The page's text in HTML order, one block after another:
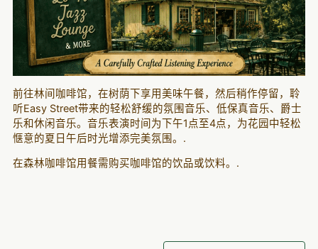
前往林间咖啡馆，在树荫下享用美味午餐，然后稍作停留，聆
听Easy Street带来的轻松舒缓的氛围音乐、低保真音乐、爵士
乐和休闲音乐。音乐表演时间为下午1点至4点，为花园中轻松
惬意的夏日午后时光增添完美氛围。.
在森林咖啡馆用餐需购买咖啡馆的饮品或饮料。.